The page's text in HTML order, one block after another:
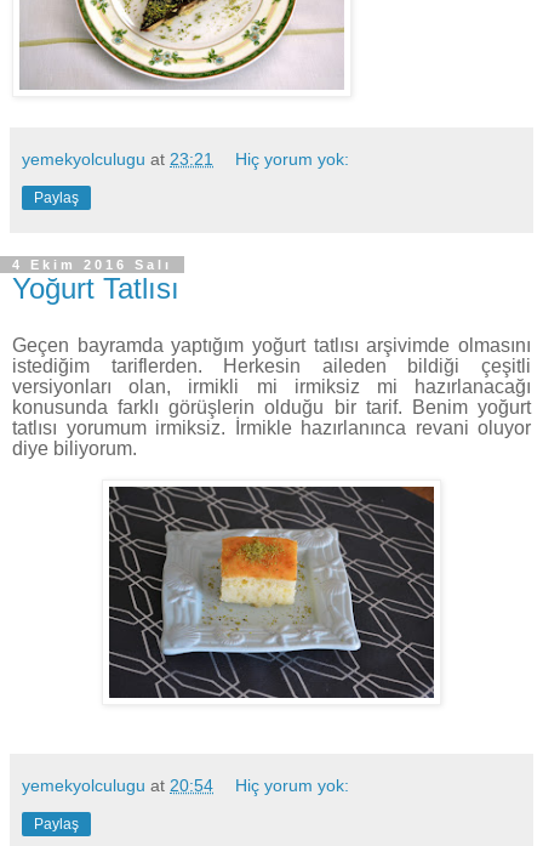
yemekyolculugu at 23:21 Hiç yorum yok:
Paylaş
4 Ekim 2016 Salı
Yoğurt Tatlısı
Geçen bayramda yaptığım yoğurt tatlısı arşivimde olmasını
istediğim tariflerden. Herkesin aileden bildiği çeşitli
versiyonları olan, irmikli mi irmiksiz mi hazırlanacağı
konusunda farklı görüşlerin olduğu bir tarif. Benim yoğurt
tatlısı yorumum irmiksiz. İrmikle hazırlanınca revani oluyor
diye biliyorum.
yemekyolculugu at 20:54 Hiç yorum yok:
Paylaş